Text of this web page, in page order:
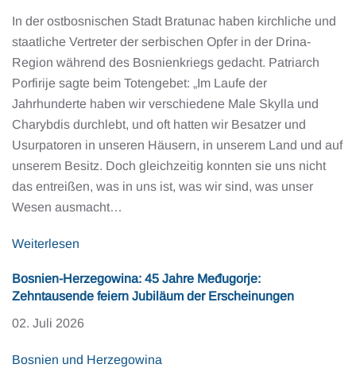
In der ostbosnischen Stadt Bratunac haben kirchliche und
staatliche Vertreter der serbischen Opfer in der Drina-
Region während des Bosnienkriegs gedacht. Patriarch
Porfirije sagte beim Totengebet: „Im Laufe der
Jahrhunderte haben wir verschiedene Male Skylla und
Charybdis durchlebt, und oft hatten wir Besatzer und
Usurpatoren in unseren Häusern, in unserem Land und auf
unserem Besitz. Doch gleichzeitig konnten sie uns nicht
das entreißen, was in uns ist, was wir sind, was unser
Wesen ausmacht…
Weiterlesen
Bosnien-Herzegowina: 45 Jahre Međugorje:
Zehntausende feiern Jubiläum der Erscheinungen
02. Juli 2026
Bosnien und Herzegowina